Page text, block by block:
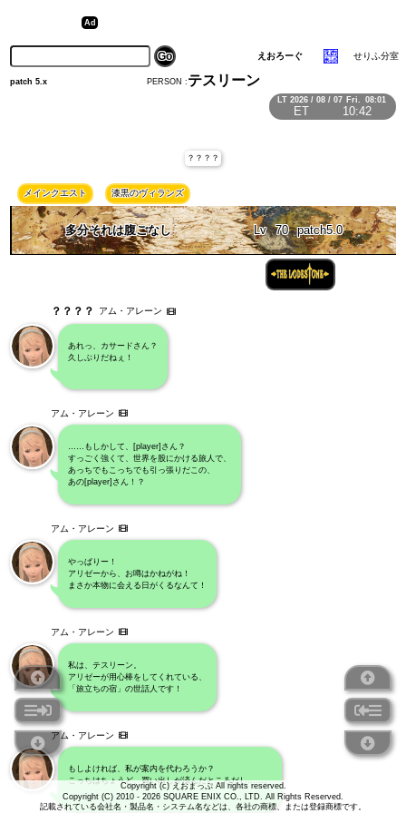
Copyright (c) えおまっぷ All rights reserved.
Copyright (C) 2010 - 2026 SQUARE ENIX CO., LTD. All Rights Reserved.
記載されている会社名・製品名・システム名などは、各社の商標、または登録商標です。
LT 2026 / 08 / 07 Fri. 08:01
ET 10:42
えおろーぐ せりふ分室
PERSON : テスリーン
patch 5.x
？？？？
メインクエスト 漆黒のヴィランズ
多分それは腹ごなし Lv 70 patch5.0
？？？？ アム・アレーン
あれっ、カサードさん？
久しぶりだねぇ！
アム・アレーン
……もしかして、[player]さん？
すっごく強くて、世界を股にかける旅人で、
あっちでもこっちでも引っ張りだこの、
あの[player]さん！？
アム・アレーン
やっぱりー！
アリゼーから、お噂はかねがね！
まさか本物に会える日がくるなんて！
アム・アレーン
私は、テスリーン。
アリゼーが用心棒をしてくれている、
「旅立ちの宿」の世話人です！
アム・アレーン
もしよければ、私が案内を代わろうか？
こっちはちょうど、買い出しが済んだところだし……。